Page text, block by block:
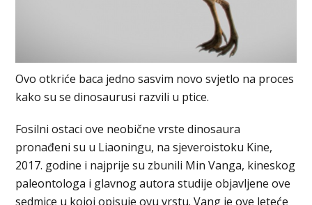
Ovo otkriće baca jedno sasvim novo svjetlo na proces
kako su se dinosaurusi razvili u ptice.
Fosilni ostaci ove neobične vrste dinosaura
pronađeni su u Liaoningu, na sjeveroistoku Kine,
2017. godine i najprije su zbunili Min Vanga, kineskog
paleontologa i glavnog autora studije objavljene ove
sedmice u kojoj opisuje ovu vrstu. Vang je ove leteće